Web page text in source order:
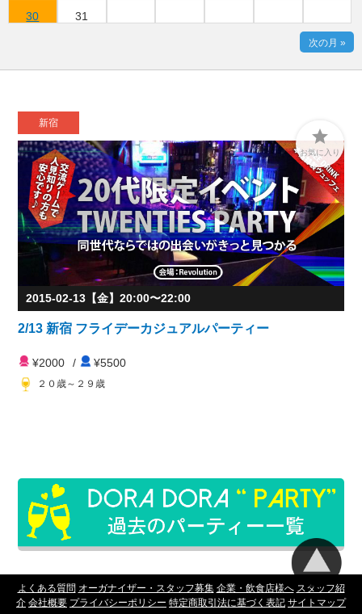
30
31
次の月 »
新宿

お気に入り
2015-02-13【金】20:00〜22:00
2/13 新宿 フライデーカジュアルパーティー
¥2000 / ¥5500
２０歳～２９歳
よくある質問 オーガナイザー・スタッフ募集 企業・飲食店様へ スタッフ紹
介 会社概要 プライバシーポリシー 特定商取引法に基づく表記 サイトマップ